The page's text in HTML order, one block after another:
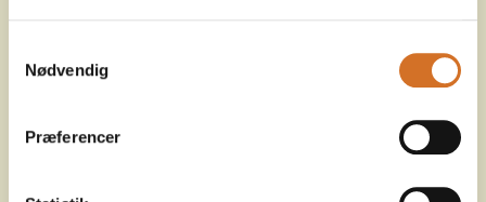
Nødvendig
Præferencer